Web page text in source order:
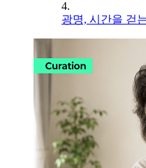
4.
광명, 시간을 걷